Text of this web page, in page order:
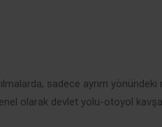
sadece ayrım yönündeki
olarak devlet yolu-otoyol